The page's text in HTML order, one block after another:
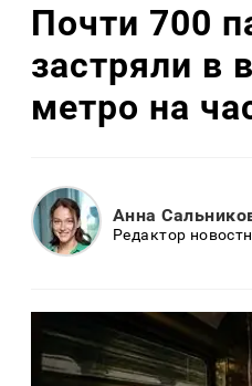
Почти 700
застряли в
метро на
Анна
Редактор